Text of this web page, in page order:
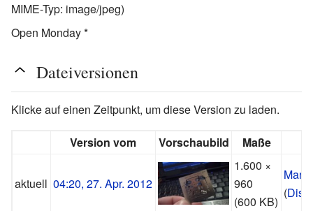
MIME-Typ: image/jpeg)
Open Monday *
Dateiversionen
Klicke auf einen Zeitpunkt, um diese Version zu laden.
Version vom Vorschaubild Maße
aktuell 04:20, 27. Apr. 2012
1.600 ×
960
(600 KB)
(